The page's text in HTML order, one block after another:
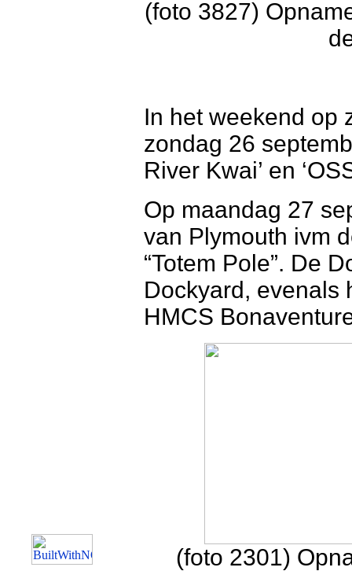
(foto 3827)
In het weekend op
zondag 26
River Kwai’ en
Op maandag 27
van Plymouth ivm
“Totem Pole”. De
Dockyard, evenals
HMCS
(foto 2301)